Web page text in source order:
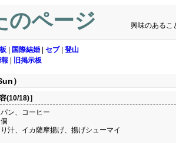
のページ 興味のあるこ
国際結婚 セブ| 登山
旧掲示板
）
(10/18)］
ン、コーヒー
汁、イカ薩摩揚げ、揚げシューマイ